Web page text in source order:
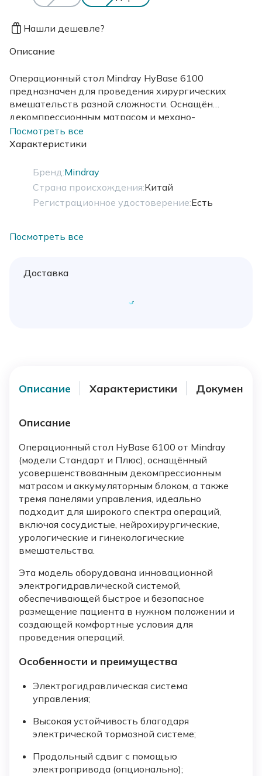
Нашли дешевле?
Описание
Операционный стол Mindray HyBase 6100
предназначен для проведения хирургических
вмешательств разной сложности. Оснащён
декомпрессионным матрасом и механо-
гидравлический приводом. Максимальная
грузоподъёмность 380 кг.
Посмотреть все
Характеристики
Бренд:Mindray
Страна происхождения:Китай
Регистрационное удостоверение:Есть
Посмотреть все
Доставка
Описание Характеристики Документы
Описание
Операционный стол HyBase 6100 от Mindray
(модели Стандарт и Плюс), оснащённый
усовершенствованным декомпрессионным
матрасом и аккумуляторным блоком, а также
тремя панелями управления, идеально
подходит для широкого спектра операций,
включая сосудистые, нейрохирургические,
урологические и гинекологические
вмешательства.
Эта модель оборудована инновационной
электрогидравлической системой,
обеспечивающей быстрое и безопасное
размещение пациента в нужном положении и
создающей комфортные условия для
проведения операций.
Особенности и преимущества
Электрогидравлическая система
управления;
Высокая устойчивость благодаря
электрической тормозной системе;
Продольный сдвиг с помощью
электропривода (опционально);